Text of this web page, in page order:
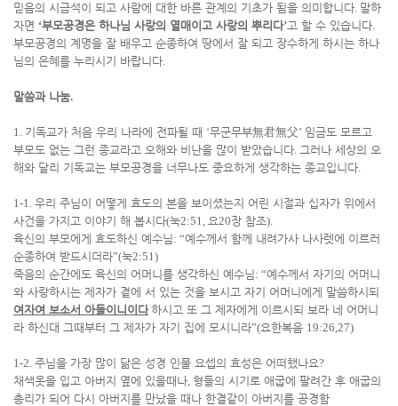
믿음의 시금석이 되고 사람에 대한 바른 관계의 기초가 됨을 의미합니다. 말하
자면 ‘부모공경은 하나님 사랑의 열매이고 사랑의 뿌리다’고 할 수 있습니다.
부모공경의 계명을 잘 배우고 순종하여 땅에서 잘 되고 장수하게 하시는 하나
님의 은혜를 누리시기 바랍니다.
말씀과 나눔.
1. 기독교가 처음 우리 나라에 전파될 때 ‘무군무부無君無父’ 임금도 모르고
부모도 없는 그런 종교라고 오해와 비난을 많이 받았습니다. 그러나 세상의 오
해와 달리 기독교는 부모공경을 너무나도 중요하게 생각하는 종교입니다.
1-1. 우리 주님이 어떻게 효도의 본을 보이셨는지 어린 시절과 십자가 위에서
사건을 가지고 이야기 해 봅시다(눅2:51, 요20장 참조).
육신의 부모에게 효도하신 예수님: “예수께서 함께 내려가사 나사렛에 이르러
순종하여 받드시더라”(눅2:51)
죽음의 순간에도 육신의 어머니를 생각하신 예수님: “예수께서 자기의 어머니
와 사랑하시는 제자가 곁에 서 있는 것을 보시고 자기 어머니에게 말씀하시되
여자여 보소서 아들이니이다 하시고 또 그 제자에게 이르시되 보라 네 어머니
라 하신대 그때부터 그 제자가 자기 집에 모시니라”(요한복음 19:26,27)
1-2. 주님을 가장 많이 닮은 성경 인물 요셉의 효성은 어떠했나요?
채색옷을 입고 아버지 옆에 있을때나, 형들의 시기로 애굽에 팔려간 후 애굽의
총리가 되어 다시 아버지를 만났을 때나 한결같이 아버지를 공경함